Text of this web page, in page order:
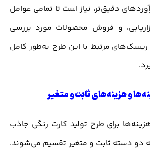
دقیق‌تر، نیاز است تا تمامی عوامل
و فروش محصولات مورد بررسی
ریسک‌های مرتبط با این طرح به‌طور کامل
و هزینه‌های ثابت و متغیر
برای طرح تولید کارت رنگی جاذب
دو دسته ثابت و متغیر تقسیم می‌شوند.